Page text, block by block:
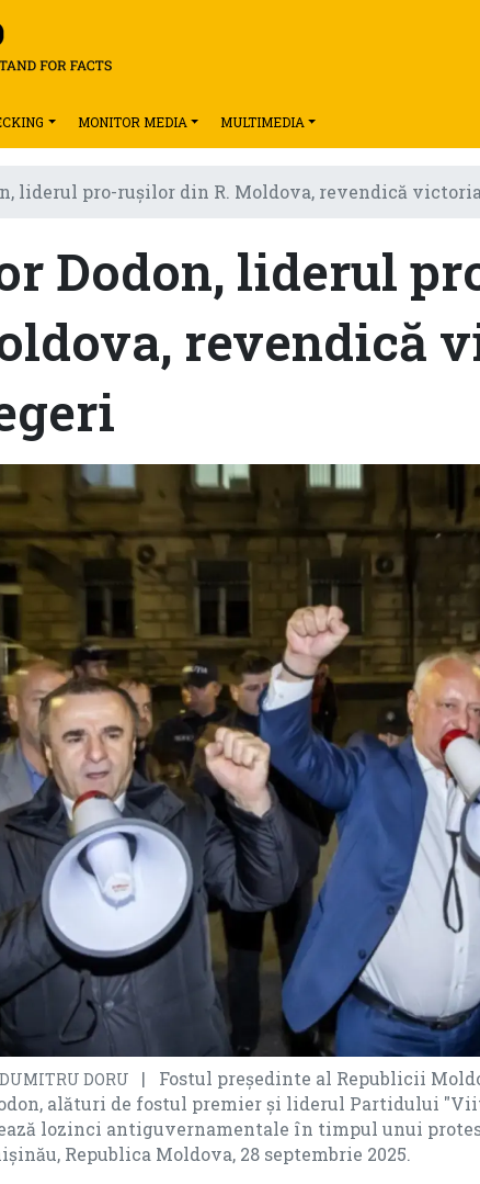
MONITOR MEDIA MULTIMEDIA
liderul pro-ruşilor din R. Moldova, revendică
Dodon, liderul
revendică
DORU
| Fostul președinte al Republicii
alături de fostul premier și liderul Partidului
lozinci antiguvernamentale în timpul unui
Republica Moldova, 28 septembrie 2025.